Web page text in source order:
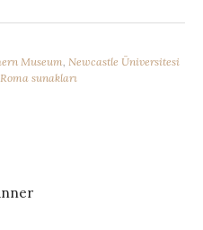
Museum, Newcastle Üniversitesi
Roma sunakları